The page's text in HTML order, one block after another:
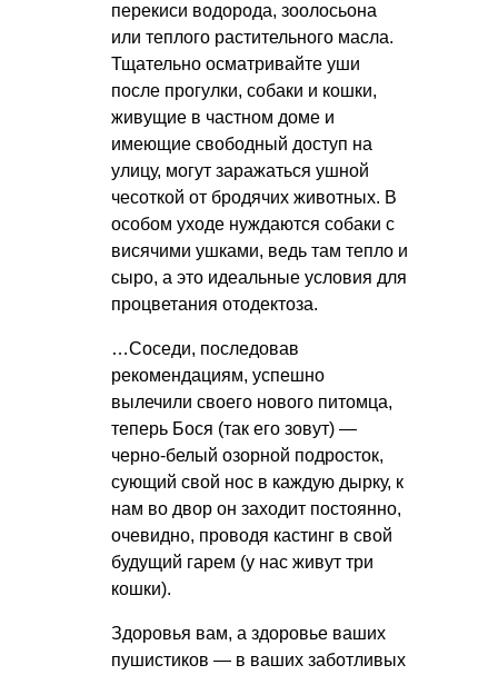
перекиси водорода, зоолосьона
или теплого растительного масла.
Тщательно осматривайте уши
после прогулки, собаки и кошки,
живущие в частном доме и
имеющие свободный доступ на
улицу, могут заражаться ушной
чесоткой от бродячих животных. В
особом уходе нуждаются собаки с
висячими ушками, ведь там тепло и
сыро, а это идеальные условия для
процветания отодектоза.
…Соседи, последовав
рекомендациям, успешно
вылечили своего нового питомца,
теперь Бося (так его зовут) —
черно-белый озорной подросток,
сующий свой нос в каждую дырку, к
нам во двор он заходит постоянно,
очевидно, проводя кастинг в свой
будущий гарем (у нас живут три
кошки).
Здоровья вам, а здоровье ваших
пушистиков — в ваших заботливых